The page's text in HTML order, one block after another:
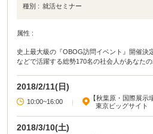
種別 : 就活セミナー
属性 :
史上最大級の『OBOG訪問イベント』開催決
などで活躍する総勢170名の社会人があなたの
2018/2/11(日)
10:00~16:00 |
【秋葉原・国際展示
東京ビッグサイト
2018/3/10(土)